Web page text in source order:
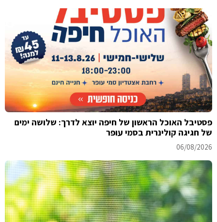
פסטיבל האוכל הראשון של חיפה יוצא לדרך: שלושה ימים
של חגיגה קולינרית בסמי עופר
06/08/2026